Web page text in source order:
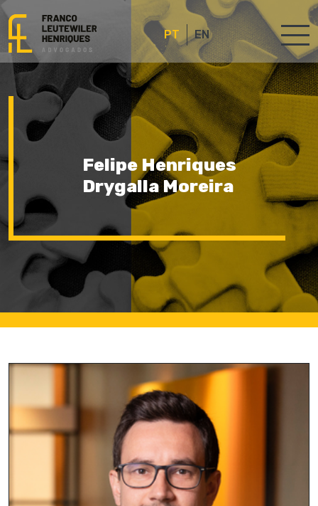
PT EN
Felipe Henriques
Drygalla Moreira